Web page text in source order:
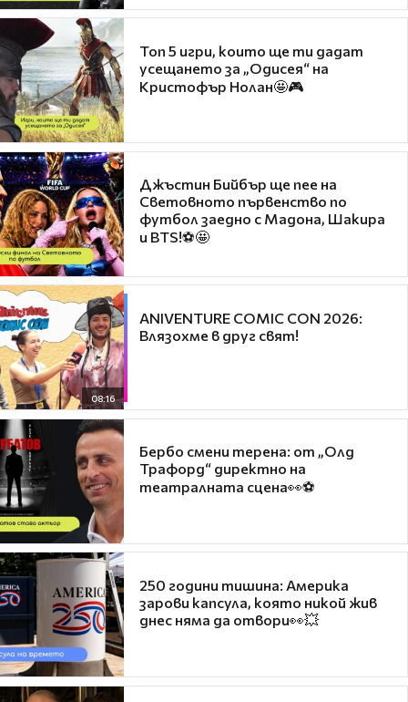
Топ 5 игри, които ще ти дадат
усещането за „Одисея“ на
Кристофър Нолан🤩🎮
Джъстин Бийбър ще пее на
Световното първенство по
футбол заедно с Мадона, Шакира
и BTS!⚽🤩
08:16
ANIVENTURE COMIC CON 2026:
Влязохме в друг свят!
Бербо смени терена: от „Олд
Трафорд“ директно на
театралната сцена👀⚽
250 години тишина: Америка
зарови капсула, която никой жив
днес няма да отвори👀💥